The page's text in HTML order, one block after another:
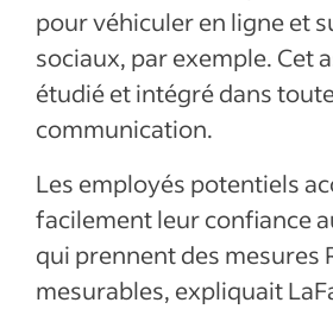
pour véhiculer en ligne et
sociaux, par exemple. Cet
étudié et intégré dans
communication.
Les employés potentiels
facilement leur confiance
qui prennent des mesures
mesurables, expliquait